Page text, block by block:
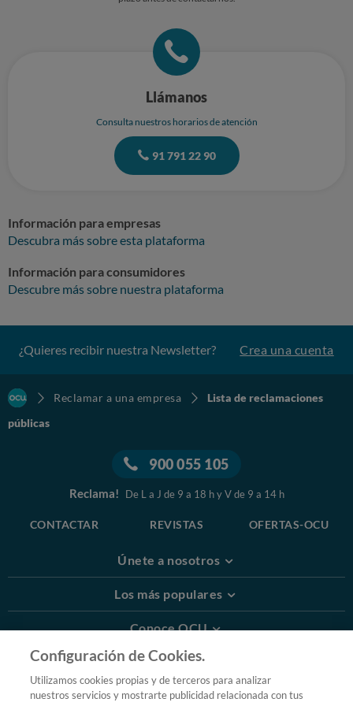
Conexión Plus, y la técnico de Digi fue la que me dijo que no era solución.
Que realmente no sé si es esa o no, pero que lo consulté, por si acaso. No
me dieron solución, solo escalar el problema. Pero no puedo permitirme
ningún retraso, ya que me darían de baja con mi compañía actual, y
estando teletrabajo no me lo puedo permitir. Y lo dejé indicado, ya que
tampoco sabían cuánto tiempo iban a tardar en contactar conmigo para
contratación no es correcta, está incompleta, por lo que no procede
de anulación de contratación, y no he recibido nada. Quedo a la espera
Llámanos
Consulta nuestros horarios de atención
91 791 22 90
Información para empresas
Descubra más sobre esta plataforma
Información para consumidores
Descubre más sobre nuestra plataforma
¿Quieres recibir nuestra Newsletter? Crea una cuenta
Reclamar a una empresa
Lista de reclamaciones
públicas
900 055 105
Reclama! De L a J de 9 a 18 h y V de 9 a 14 h
CONTACTAR REVISTAS OFERTAS-OCU
Únete a nosotros
Los más populares
Conoce OCU
Más Información
© 2026 OCU
Configuración de Cookies.
Utilizamos cookies propias y de terceros para analizar
nuestros servicios y mostrarte publicidad relacionada con tus